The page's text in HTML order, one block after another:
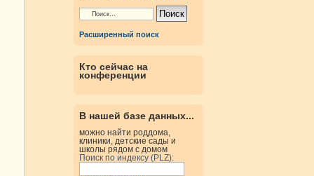
Расширенный поиск
Кто сейчас на
конференции
В нашей базе данных...
можно найти роддома,
клиники, детские сады и
школы рядом с домом
Поиск по индексу (PLZ):